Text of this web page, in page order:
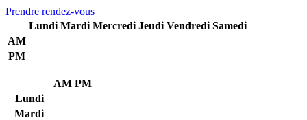
Prendre rendez-vous
Lundi Mardi Mercredi Jeudi Vendredi Samedi
AM
PM
AM PM
Lundi
Mardi